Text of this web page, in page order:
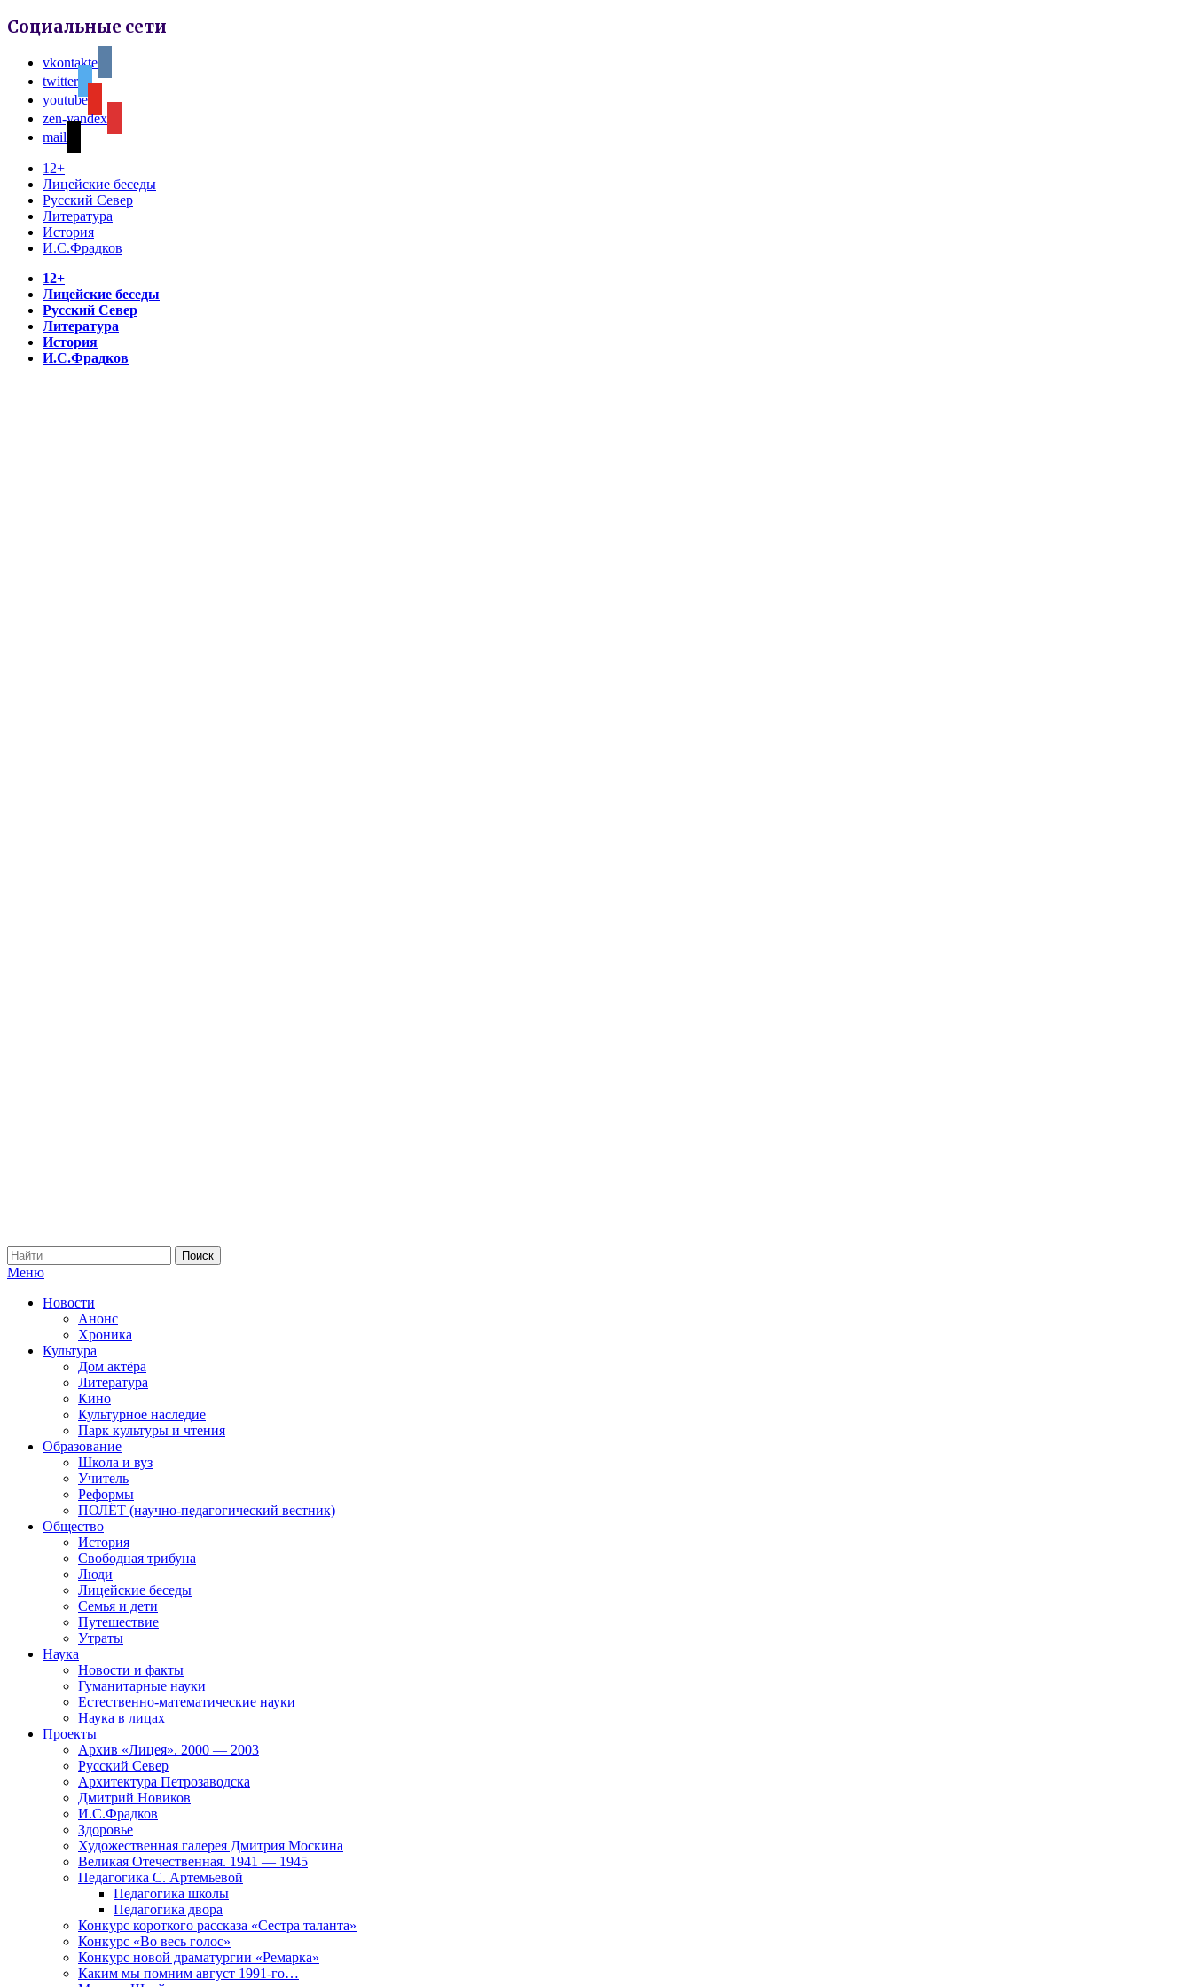
Социальные сети
vkontakte
twitter
youtube
zen-yandex
mail
12+
Лицейские беседы
Русский Север
Литература
История
И.С.Фрадков
12+
Лицейские беседы
Русский Север
Литература
История
И.С.Фрадков
Меню
Новости
Анонс
Хроника
Культура
Дом актёра
Литература
Кино
Культурное наследие
Парк культуры и чтения
Образование
Школа и вуз
Учитель
Реформы
ПОЛЁТ (научно-педагогический вестник)
Общество
История
Свободная трибуна
Люди
Лицейские беседы
Семья и дети
Путешествие
Утраты
Наука
Новости и факты
Гуманитарные науки
Естественно-математические науки
Наука в лицах
Проекты
Архив «Лицея». 2000 — 2003
Русский Север
Архитектура Петрозаводска
Дмитрий Новиков
И.С.Фрадков
Здоровье
Художественная галерея Дмитрия Москина
Великая Отечественная. 1941 — 1945
Педагогика С. Артемьевой
Педагогика школы
Педагогика двора
Конкурс короткого рассказа «Сестра таланта»
Конкурс «Во весь голос»
Конкурс новой драматургии «Ремарка»
Каким мы помним август 1991-го…